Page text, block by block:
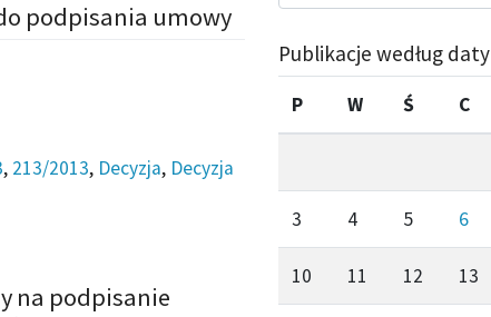
podpisania umowy
, 213/2013, Decyzja, Decyzja
na podpisanie
Publikacje według daty
P W Ś C
3 4 5 6
10 11 12 13